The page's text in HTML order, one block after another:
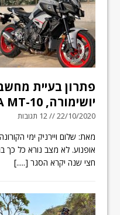
פתרון בעיית
יושימורה, YAMAHA MT-10
22/10/2020 // 12 תגובות
מאת: שלום ויירניק ימי
אופנוע. לא מצב נורא כל כך
חצי שנה יקרא הסגר [.....]